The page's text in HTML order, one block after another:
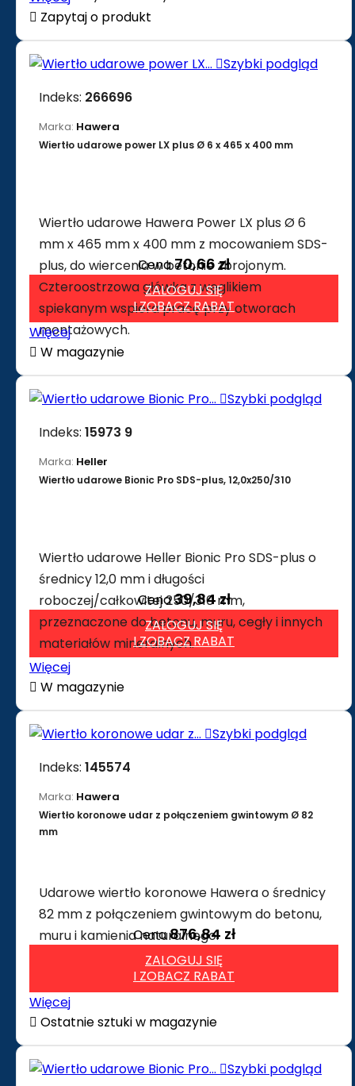
 Zapytaj o produkt
Szybki podgląd
Indeks: 266696
Marka: Hawera
Wiertło udarowe power LX plus Ø 6 x 465 x 400 mm
Wiertło udarowe Hawera Power LX plus Ø 6
mm x 465 mm x 400 mm z mocowaniem SDS-
plus, do wiercenia w betonie zbrojonym.
Czteroostrzowa główka z węglikiem
spiekanym wspiera pracę przy otworach
montażowych.
Cena70,66 zł
ZALOGUJ SIĘ
I ZOBACZ RABAT
Więcej
 W magazynie
Szybki podgląd
Indeks: 15973 9
Marka: Heller
Wiertło udarowe Bionic Pro SDS-plus, 12,0x250/310
Wiertło udarowe Heller Bionic Pro SDS-plus o
średnicy 12,0 mm i długości
roboczej/całkowitej 250/310 mm,
przeznaczone do betonu, muru, cegły i innych
materiałów mineralnych.
Cena39,84 zł
ZALOGUJ SIĘ
I ZOBACZ RABAT
Więcej
 W magazynie
Szybki podgląd
Indeks: 145574
Marka: Hawera
Wiertło koronowe udar z połączeniem gwintowym Ø 82
mm
Udarowe wiertło koronowe Hawera o średnicy
82 mm z połączeniem gwintowym do betonu,
muru i kamienia naturalnego.
Cena876,84 zł
ZALOGUJ SIĘ
I ZOBACZ RABAT
Więcej
 Ostatnie sztuki w magazynie
Szybki podgląd